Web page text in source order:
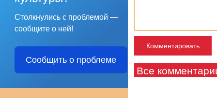
Столкнулись с проблемой —
сообщите о ней!
Сообщить о проблеме
Все